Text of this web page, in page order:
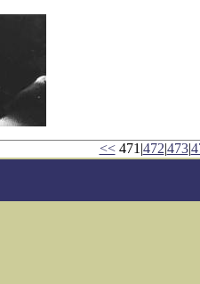
<<471|472|473|